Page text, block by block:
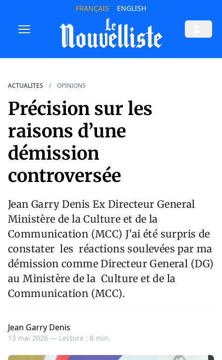
FRANÇAIS ENGLISH
ACTUALITES OPINIONS
Précision sur les
raisons d’une
démission
controversée
Jean Garry Denis Ex Directeur General
Ministère de la Culture et de la
Communication (MCC) J’ai été surpris de
constater les réactions soulevées par ma
démission comme Directeur General (DG)
au Ministère de la Culture et de la
Communication (MCC).
Jean Garry Denis
13 mai 2026 — Lecture : 8 min.